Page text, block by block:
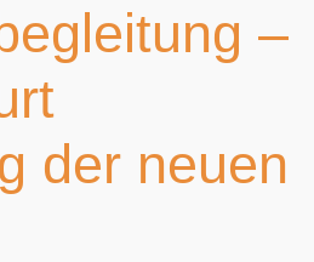
–
der neuen